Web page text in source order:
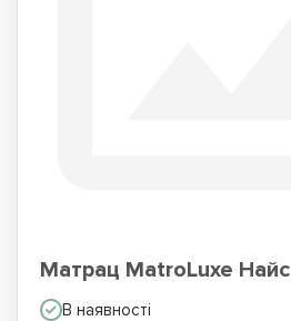
Матрац MatroLuxe Найс
В наявності